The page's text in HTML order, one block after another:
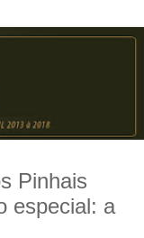
Pinhais
especial: a